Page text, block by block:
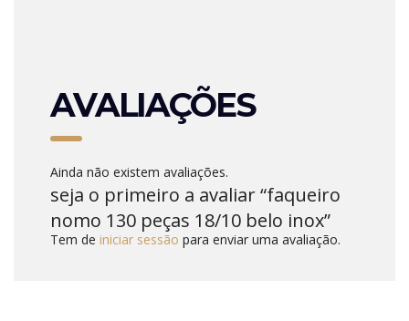
AVALIAÇÕES
Ainda não existem avaliações.
seja o primeiro a avaliar “faqueiro
nomo 130 peças 18/10 belo inox”
Tem de iniciar sessão para enviar uma avaliação.